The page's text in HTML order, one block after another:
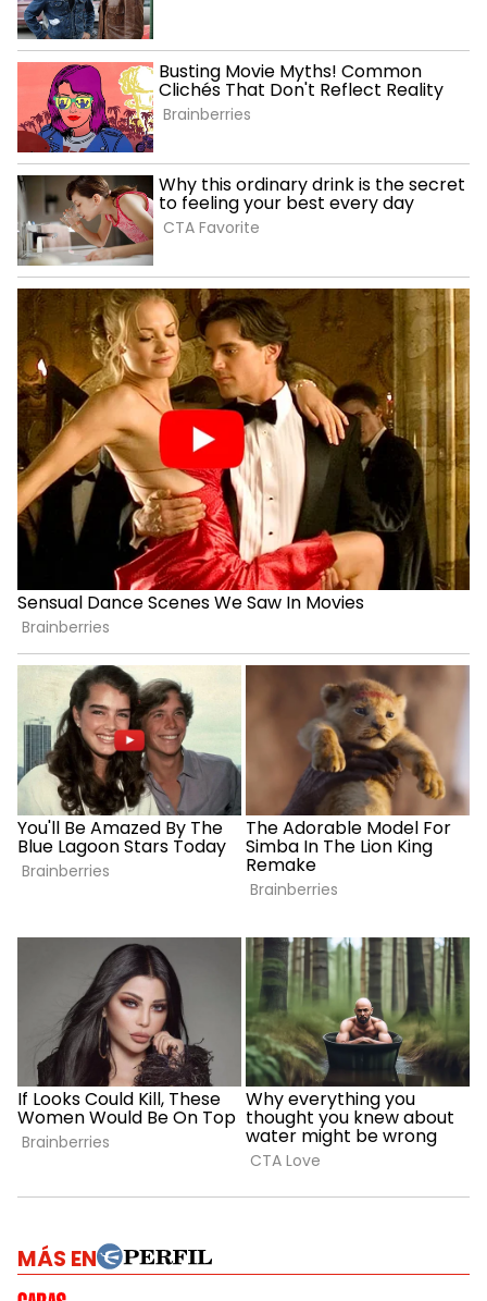
MÁS EN